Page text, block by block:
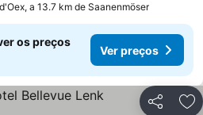
a 13.7 km de Saanenmöser
os preços
Ver preços
Partilhar